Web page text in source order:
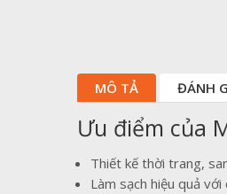
MÔ TẢ ĐÁNH
Ưu điểm của
Thiết kế thời trang,
Làm sạch hiệu quả